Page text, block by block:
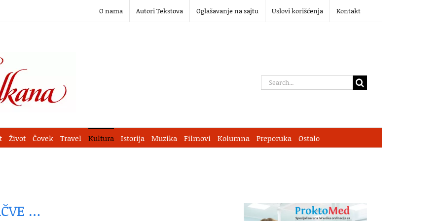
O nama Autori Tekstova Oglašavanje na sajtu Uslovi korišćenja Kontakt
Search
Život Čovek Travel Kultura Istorija Muzika Filmovi Kolumna Preporuka Ostalo
…